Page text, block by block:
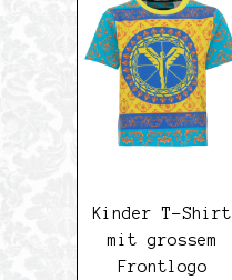
Kinder T-Shirt
mit grossem
Frontlogo